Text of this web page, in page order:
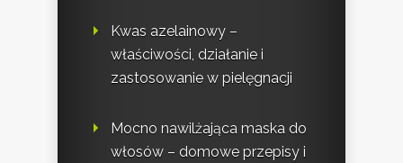
Kwas azelainowy –
właściwości, działanie i
zastosowanie w pielęgnacji
Mocno nawilżająca maska do
włosów – domowe przepisy i